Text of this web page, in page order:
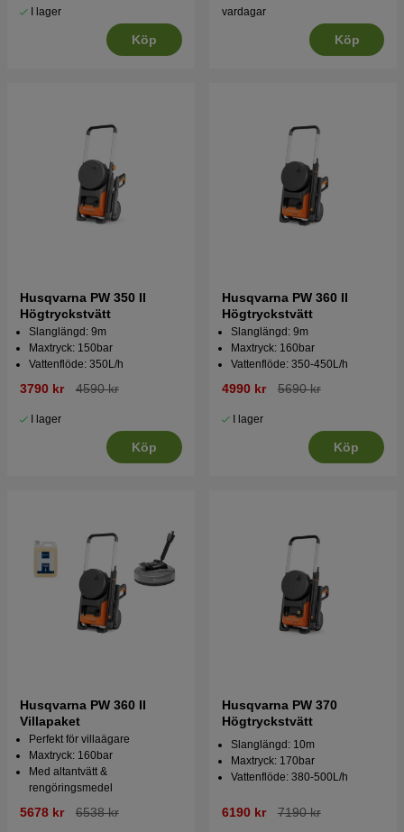
I lager
Köp
vardagar
Köp
Husqvarna PW 350 II
Högtryckstvätt
Slanglängd: 9m
Maxtryck: 150bar
Vattenflöde: 350L/h
3790 kr 4590 kr
I lager
Köp
Husqvarna PW 360 II
Högtryckstvätt
Slanglängd: 9m
Maxtryck: 160bar
Vattenflöde: 350-450L/h
4990 kr 5690 kr
I lager
Köp
Husqvarna PW 360 II
Villapaket
Perfekt för villaägare
Maxtryck: 160bar
Med altantvätt &
rengöringsmedel
5678 kr 6538 kr
Husqvarna PW 370
Högtryckstvätt
Slanglängd: 10m
Maxtryck: 170bar
Vattenflöde: 380-500L/h
6190 kr 7190 kr